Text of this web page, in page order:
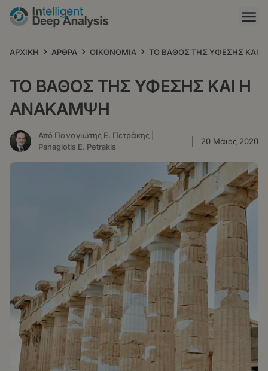
Παράκαμψη
προς
κυρίως
ΑΡΧΙΚΗ › ΑΡΘΡΑ › ΟΙΚΟΝΟΜΙΑ › ΤΟ ΒΑΘΟΣ ΤΗΣ ΥΦΕΣΗΣ ΚΑΙ
ΤΟ ΒΑΘΟΣ ΤΗΣ ΥΦΕΣΗΣ ΚΑΙ Η
ΑΝΑΚΑΜΨΗ
Από Παναγιώτης Ε. Πετράκης |
Panagiotis E. Petrakis
20 Μάιος 2020